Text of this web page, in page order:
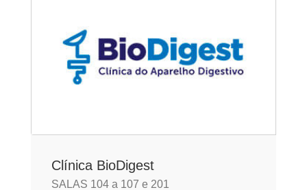
Clínica BioDigest
SALAS 104 a 107 e 201